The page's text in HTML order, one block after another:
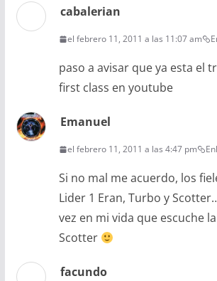
cabalerian
el febrero 11, 2011 a las 11:07 am
paso a avisar que ya esta el
first class en youtube
Emanuel
el febrero 11, 2011 a las 4:47 pm
Si no mal me acuerdo, los
Lider 1 Eran, Turbo y
vez en mi vida que escuche
Scotter
facundo